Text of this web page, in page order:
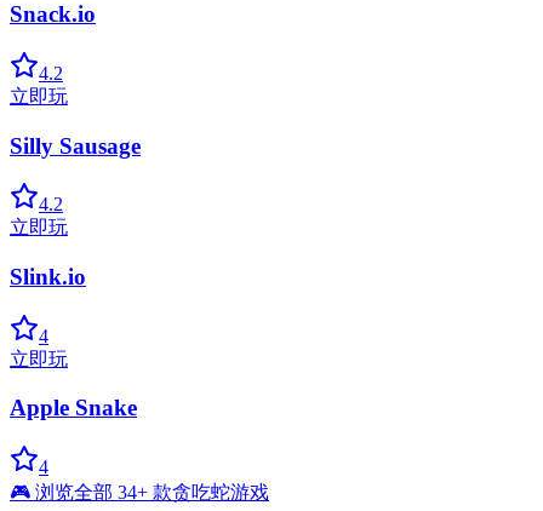
Snack.io
4.2
立即玩
Silly Sausage
4.2
立即玩
Slink.io
4
立即玩
Apple Snake
4
🎮 浏览全部 34+ 款贪吃蛇游戏